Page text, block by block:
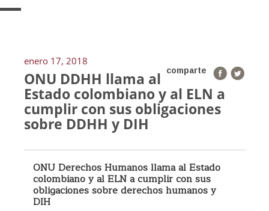
enero 17, 2018
comparte
ONU DDHH llama al
Estado colombiano y al ELN a
cumplir con sus obligaciones
sobre DDHH y DIH
ONU Derechos Humanos llama al Estado
colombiano y al ELN a cumplir con sus
obligaciones sobre derechos humanos y
DIH